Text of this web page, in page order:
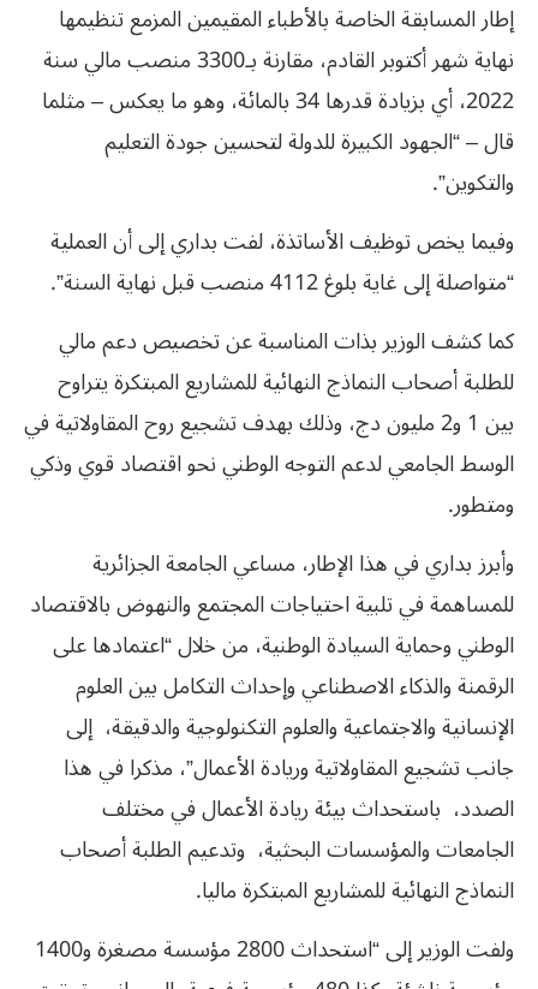
إطار المسابقة الخاصة بالأطباء المقيمين المزمع تنظيمها
نهاية شهر أكتوبر القادم، مقارنة بـ3300 منصب مالي سنة
2022، أي بزيادة قدرها 34 بالمائة، وهو ما يعكس – مثلما
قال – “الجهود الكبيرة للدولة لتحسين جودة التعليم
والتكوين”.
وفيما يخص توظيف الأساتذة، لفت بداري إلى أن العملية
“متواصلة إلى غاية بلوغ 4112 منصب قبل نهاية السنة”.
كما كشف الوزير بذات المناسبة عن تخصيص دعم مالي
للطلبة أصحاب النماذج النهائية للمشاريع المبتكرة يتراوح
بين 1 و2 مليون دج، وذلك بهدف تشجيع روح المقاولاتية في
الوسط الجامعي لدعم التوجه الوطني نحو اقتصاد قوي وذكي
ومتطور.
وأبرز بداري في هذا الإطار، مساعي الجامعة الجزائرية
للمساهمة في تلبية احتياجات المجتمع والنهوض بالاقتصاد
الوطني وحماية السيادة الوطنية، من خلال “اعتمادها على
الرقمنة والذكاء الاصطناعي وإحداث التكامل بين العلوم
الإنسانية والاجتماعية والعلوم التكنولوجية والدقيقة، إلى
جانب تشجيع المقاولاتية وريادة الأعمال”، مذكرا في هذا
الصدد، باستحداث بيئة ريادة الأعمال في مختلف
الجامعات والمؤسسات البحثية، وتدعيم الطلبة أصحاب
النماذج النهائية للمشاريع المبتكرة ماليا.
ولفت الوزير إلى “استحداث 2800 مؤسسة مصغرة و1400